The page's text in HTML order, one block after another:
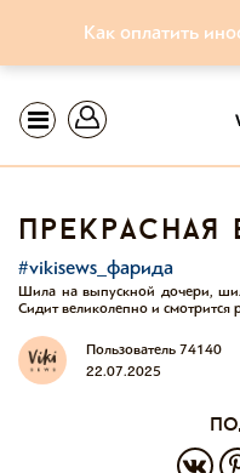
Как оплатить
прекрасная
#vikisews_фарида
Шила на выпускной дочери,
Сидит великолепно и смотрится
Пользователь 74140
22.07.2025